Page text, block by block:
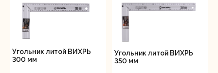
Угольник литой ВИХРЬ
300 мм
Угольник литой ВИХРЬ
350 мм